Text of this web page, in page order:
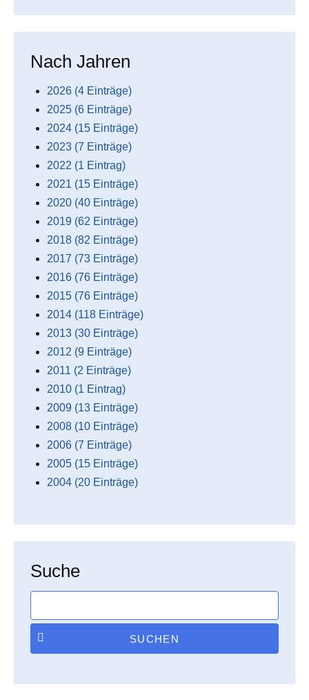
Nach Jahren
2026 (4 Einträge)
2025 (6 Einträge)
2024 (15 Einträge)
2023 (7 Einträge)
2022 (1 Eintrag)
2021 (15 Einträge)
2020 (40 Einträge)
2019 (62 Einträge)
2018 (82 Einträge)
2017 (73 Einträge)
2016 (76 Einträge)
2015 (76 Einträge)
2014 (118 Einträge)
2013 (30 Einträge)
2012 (9 Einträge)
2011 (2 Einträge)
2010 (1 Eintrag)
2009 (13 Einträge)
2008 (10 Einträge)
2006 (7 Einträge)
2005 (15 Einträge)
2004 (20 Einträge)
Suche
SUCHEN